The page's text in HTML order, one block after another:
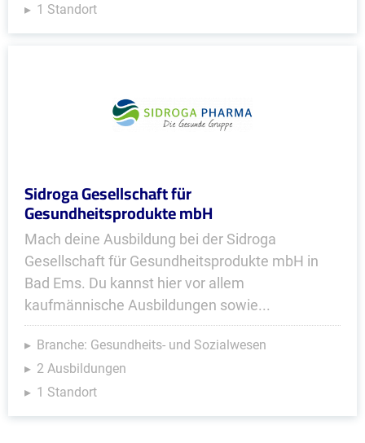
1 Standort
Sidroga Gesellschaft für
Gesundheitsprodukte mbH
Mach deine Ausbildung bei der Sidroga
Gesellschaft für Gesundheitsprodukte mbH in
Bad Ems. Du kannst hier vor allem
kaufmännische Ausbildungen sowie...
Branche: Gesundheits- und Sozialwesen
2 Ausbildungen
1 Standort